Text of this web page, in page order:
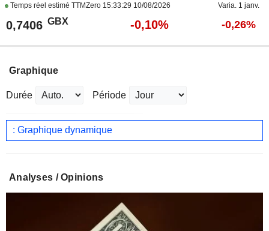
Temps réel estimé TTMZero 15:33:29 10/08/2026 Varia. 1 janv.
0,7406 GBX -0,10% -0,26%
Graphique
Durée Période
: Graphique dynamique
Analyses / Opinions